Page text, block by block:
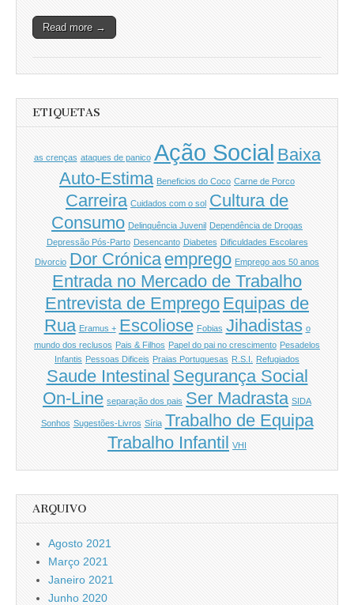
Read more →
ETIQUETAS
as crenças ataques de panico Ação Social Baixa
Auto-Estima Beneficios do Coco Carne de Porco
Carreira Cuidados com o sol Cultura de
Consumo Delinquência Juvenil Dependência de Drogas
Depressão Pós-Parto Desencanto Diabetes Dificuldades Escolares
Divorcio Dor Crónica emprego Emprego aos 50 anos
Entrada no Mercado de Trabalho
Entrevista de Emprego Equipas de
Rua Eramus + Escoliose Fobias Jihadistas o
mundo dos reclusos Pais & Filhos Papel do pai no crescimento Pesadelos
Infantis Pessoas Dificeis Praias Portuguesas R.S.I. Refugiados
Saude Intestinal Segurança Social
On-Line separação dos pais Ser Madrasta SIDA
Sonhos Sugestões-Livros Síria Trabalho de Equipa
Trabalho Infantil VHI
ARQUIVO
Agosto 2021
Março 2021
Janeiro 2021
Junho 2020